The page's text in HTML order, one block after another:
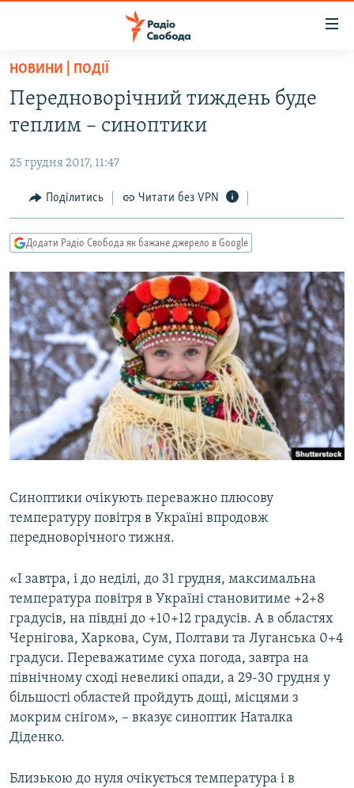
Перейти
основного
матеріалу
до
навігації
Перейти
до
ВСЕ ЗА ДОБУ
ПОЛІТИКА
ЕКОНОМІКА
КУЛЬТУРА
СПОРТ
УКРАЇНА
СВІТ
ВІЙНА
РОСІЙСЬКА «ФІЛЬТРАЦІЯ»
КРИМ.РЕАЛІЇ
ТИ ЯК?
СХЕМИ
ПРИАЗОВ’Я
КИТАЙ.ВИКЛИКИ
МУЛЬТИМЕДІА
ФОТО
СПЕЦПРОЄКТИ
КРИМ РЕАЛІЇ
РУС
УКР
КТАТ
ДОЛУЧАЙСЯ!
НОВИНИ | ПОДІЇ
Передноворічний тиждень буде
теплим – синоптики
25 грудня 2017, 11:47
Поділитись Читати без VPN
Додати Радіо Свобода як бажане джерело в Google
Синоптики очікують переважно плюсову
температуру повітря в Україні впродовж
передноворічного тижня.
«І завтра, і до неділі, до 31 грудня, максимальна
температура повітря в Україні становитиме +2+8
градусів, на півдні до +10+12 градусів. А в областях
Чернігова, Харкова, Сум, Полтави та Луганська 0+4
градуси. Переважатиме суха погода, завтра на
північному сході невеликі опади, а 29-30 грудня у
більшості областей пройдуть дощі, місцями з
мокрим снігом», – вказує синоптик Наталка
Діденко.
Близькою до нуля очікується температура і в